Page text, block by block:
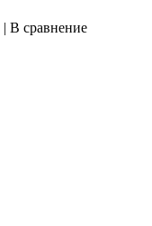
| В сравнение